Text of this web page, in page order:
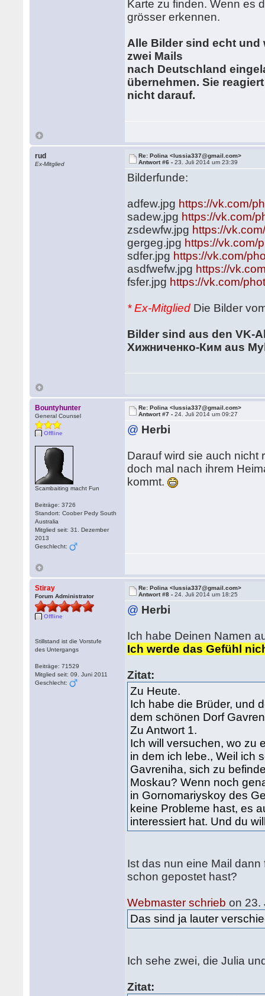
Karte zu finden. Wenn es
grösser erkennen.
Alle Bilder sind echt und
zwei Mails
nach Deutschland
übernehmen. Sie
nicht darauf.
rud
Ex-Mitglied
Re: Polina <lussia337@gmail.com>
Antwort #6 -23. Juli 2014 um 23:39
Bilderfunde:
adfew.jpg https://vk.com/
sadew.jpg https://vk.com/
zsdewfw.jpg https://
gergeg.jpg https://vk.com/
sdfer.jpg https://vk.com/
asdfwefw.jpg https://
fsfer.jpg https://vk.com/
*Ex-Mitglied Die Bilder
Bilder sind aus den VK-
Хижниченко-Ким aus
Bountyhunter
General Counsel
Offline
Scambaiting macht Fun
Beiträge: 3726
Standort: Coober Pedy South
Australia
Mitglied seit: 31. Dezember
2013
Geschlecht:
Re: Polina <lussia337@gmail.com>
Antwort #7 -24. Juli 2014 um 09:27
@ Herbi
Darauf wird sie auch nicht
doch mal nach ihrem
kommt.
Stiray
Forum Administrator
Offline
Stillstand ist die Vorstufe
des Untergangs
Beiträge: 71529
Mitglied seit: 09. Juni 2011
Geschlecht:
Re: Polina <lussia337@gmail.com>
Antwort #8 -24. Juli 2014 um 18:25
@ Herbi
Ich habe Deinen Namen
Ich werde das Gefühl
Zitat:
Zu Heute.
Ich habe die Brüder, und
dem schönen Dorf
Zu Antwort 1.
Ich will versuchen, wo zu
in dem ich lebe., Weil ich
Gavreniha, sich zu
Moskau? Wenn noch
in Gornomariyskoy des
keine Probleme hast, es
interessiert hat. Und du
Ist das nun eine Mail
schon gepostet hast?
Webmaster schrieb on 23.
Das sind ja lauter
Ich sehe zwei, die Julia
Zitat: